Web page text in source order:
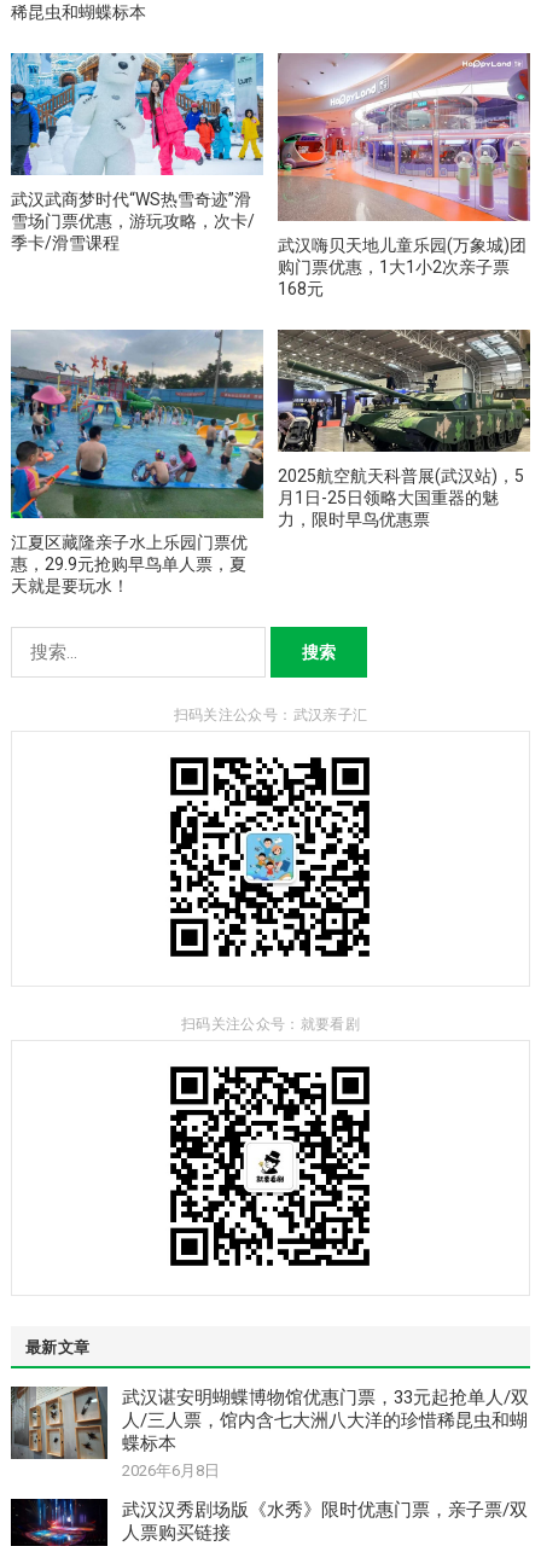
稀昆虫和蝴蝶标本
武汉武商梦时代“WS热雪奇迹”滑
雪场门票优惠，游玩攻略，次卡/
季卡/滑雪课程
武汉嗨贝天地儿童乐园(万象城)团
购门票优惠，1大1小2次亲子票
168元
江夏区藏隆亲子水上乐园门票优
惠，29.9元抢购早鸟单人票，夏
天就是要玩水！
2025航空航天科普展(武汉站)，5
月1日-25日领略大国重器的魅
力，限时早鸟优惠票
索：
扫码关注公众号：武汉亲子汇
扫码关注公众号：就要看剧
最新文章
武汉谌安明蝴蝶博物馆优惠门票，33元起抢单人/双
人/三人票，馆内含七大洲八大洋的珍惜稀昆虫和蝴
蝶标本
2026年6月8日
武汉汉秀剧场版《水秀》限时优惠门票，亲子票/双
人票购买链接